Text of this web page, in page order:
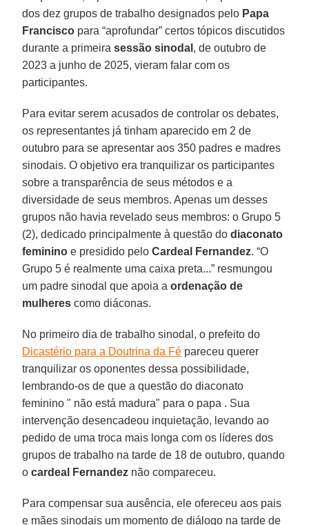
dos dez grupos de trabalho designados pelo Papa
Francisco para “aprofundar” certos tópicos discutidos
durante a primeirasessão sinodal , de outubro de
2023 a junho de 2025, vieram falar com os
participantes.
Para evitar serem acusados ​​de controlar os debates,
os representantes já tinham aparecido em 2 de
outubro para se apresentar aos 350 padres e madres
sinodais. O objetivo era tranquilizar os participantes
sobre a transparência de seus métodos e a
diversidade de seus membros. Apenas um desses
grupos não havia revelado seus membros: o Grupo 5
(2), dedicado principalmente à questão dodiaconato
feminino e presidido peloCardeal Fernandez. “O
Grupo 5 é realmente uma caixa preta...” resmungou
um padre sinodal que apoia aordenação de
mulheres como diáconas.
No primeiro dia de trabalho sinodal, o prefeito do
Dicastério para a Doutrina da Fé pareceu querer
tranquilizar os oponentes dessa possibilidade,
lembrando-os de que a questão do diaconato
feminino " não está madura" para o papa . Sua
intervenção desencadeou inquietação, levando ao
pedido de uma troca mais longa com os líderes dos
grupos de trabalho na tarde de 18 de outubro, quando
ocardeal Fernandez não compareceu.
Para compensar sua ausência, ele ofereceu aos pais
e mães sinodais um momento de diálogo na tarde de